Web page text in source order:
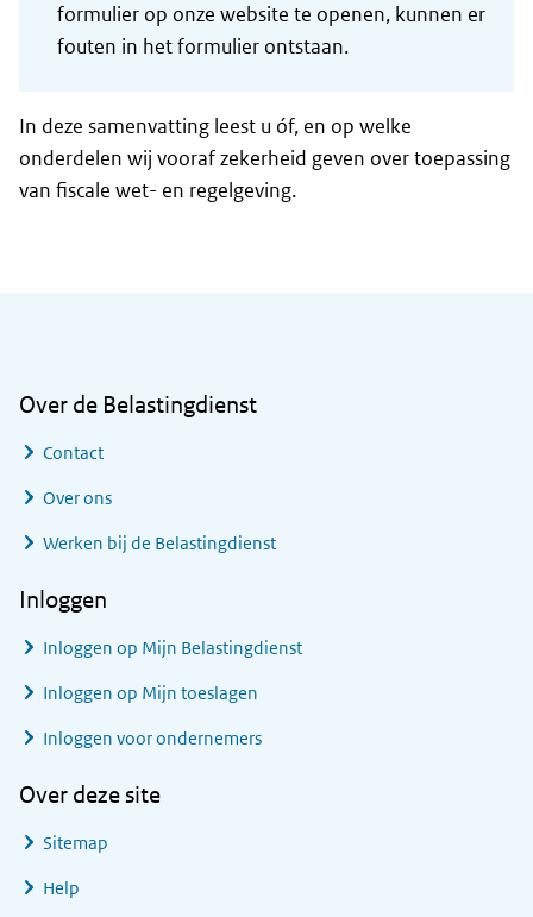
formulier op onze website te openen, kunnen er
fouten in het formulier ontstaan.
In deze samenvatting leest u óf, en op welke
onderdelen wij vooraf zekerheid geven over toepassing
van fiscale wet- en regelgeving.
Over de Belastingdienst
Contact
Over ons
Werken bij de Belastingdienst
Inloggen
Inloggen op Mijn Belastingdienst
Inloggen op Mijn toeslagen
Inloggen voor ondernemers
Over deze site
Sitemap
Help